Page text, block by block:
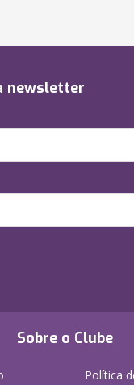
Sobre o Clube
Política
newsletter